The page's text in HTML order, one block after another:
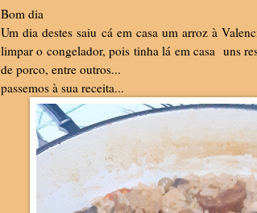
Bom dia
Um dia destes saiu cá em casa um arroz à
limpar o congelador, pois tinha lá em casa uns
de porco, entre outros...
passemos à sua receita...